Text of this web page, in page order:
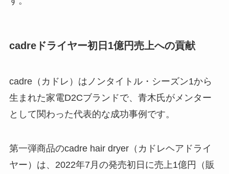
cadreドライヤー初日1億円売上への貢献
cadre（カドレ）はノンタイトル・シーズン1から
生まれた家電D2Cブランドで、青木氏がメンター
として関わった代表的な成功事例です。
第一弾商品のcadre hair dryer（カドレヘアドライ
ヤー）は、2022年7月の発売初日に売上1億円（販